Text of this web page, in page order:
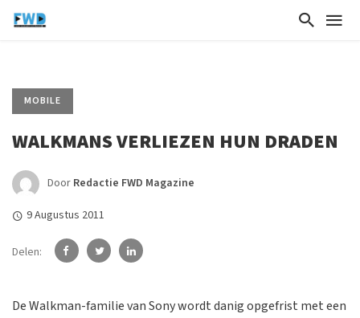
MOBILE
WALKMANS VERLIEZEN HUN DRADEN
Door Redactie FWD Magazine
9 Augustus 2011
Delen:
De Walkman-familie van Sony wordt danig opgefrist met een